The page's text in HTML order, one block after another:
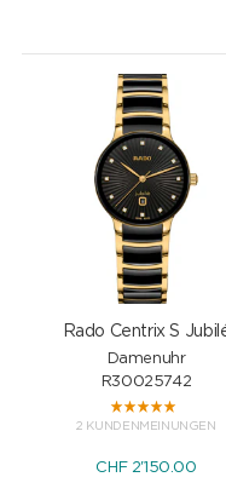
Rado Centrix S
Damenuhr
R30025742
2 KUNDENMEINUNGEN
CHF2'150.00